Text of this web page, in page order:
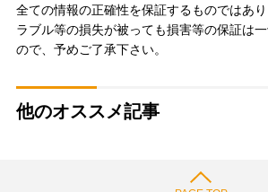
全ての情報の正確性を保証するものではあ
ラブル等の損失が被っても損害等の保証は
ので、予めご了承下さい。
他のオススメ記事